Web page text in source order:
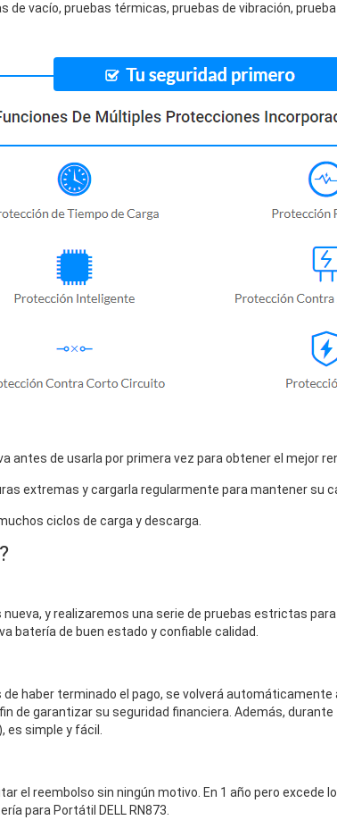
de vacío, pruebas térmicas, pruebas de vibración,
antes de usarla por primera vez para obtener el mejor
extremas y cargarla regularmente para mantener su
ciclos de carga y descarga.
nueva, y realizaremos una serie de pruebas estrictas
batería de buen estado y confiable calidad.
haber terminado el pago, se volverá
de garantizar su seguridad financiera. Además,
es simple y fácil.
el reembolso sin ningún motivo. En 1 año pero
para Portátil DELL RN873.